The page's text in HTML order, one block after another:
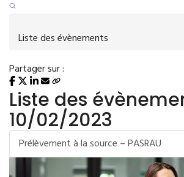
Liste des évènements
Partager sur :
Liste des
10/02/2023
Prélèvement à la source – PASRAU